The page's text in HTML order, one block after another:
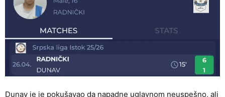
Dunav je je pokušavao da napadne uglavnom neuspešno, ali